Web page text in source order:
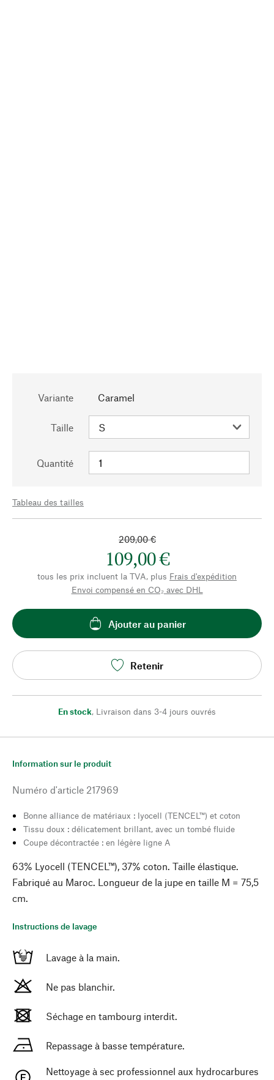
Variante Caramel
Taille
Quantité
Tableau des tailles
209,00 €
109,00 €
tous les prix incluent la TVA, plus Frais d'expédition
Envoi compensé en CO₂ avec DHL
Ajouter au panier
Retenir
En stock, Livraison dans 3-4 jours ouvrés
Information sur le produit
Numéro d'article 217969
Bonne alliance de matériaux : lyocell (TENCEL™) et coton
Tissu doux : délicatement brillant, avec un tombé fluide
Coupe décontractée : en légère ligne A
63% Lyocell (TENCEL™), 37% coton. Taille élastique.
Fabriqué au Maroc. Longueur de la jupe en taille M = 75,5
cm.
Instructions de lavage
Lavage à la main.
Ne pas blanchir.
Séchage en tambourg interdit.
Repassage à basse température.
Nettoyage à sec professionnel aux hydrocarbures